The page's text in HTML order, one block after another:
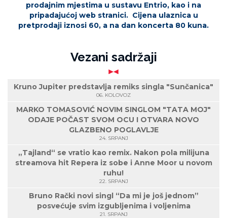
prodajnim mjestima u sustavu Entrio, kao i na
pripadajućoj web stranici. Cijena ulaznica u
pretprodaji iznosi 60, a na dan koncerta 80 kuna.
Vezani sadržaji
Kruno Jupiter predstavlja remiks singla "Sunčanica"
06. KOLOVOZ
MARKO TOMASOVIĆ NOVIM SINGLOM "TATA MOJ"
ODAJE POČAST SVOM OCU I OTVARA NOVO
GLAZBENO POGLAVLJE
24. SRPANJ
„Tajland“ se vratio kao remix. Nakon pola milijuna
streamova hit Repera iz sobe i Anne Moor u novom
ruhu!
22. SRPANJ
Bruno Rački novi singl “Da mi je još jednom”
posvećuje svim izgubljenima i voljenima
21. SRPANJ